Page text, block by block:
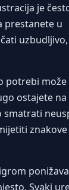
je
prestanete u
potrebi
ostajete na
smatrati
znakove
Svaki